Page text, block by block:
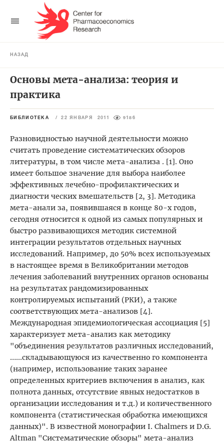
НАЗАД
Основы мета-анализа: теория и
практика
БИБЛИОТЕКА / 22 ЯНВАРЯ 2011 9186
Разновидностью научной деятельности можно
считать проведение систематических обзоров
литературы, в том числе мета-анализа . [1]. Оно
имеет большое значение для выбора наиболее
эффективных лечебно-профилактических и
диагности ческих вмешательств [2, 3]. Методика
мета-анали за, появившаяся в конце 80-х годов,
сегодня относится к одной из самых популярных и
быстро развивающихся методик системной
интеграции результатов отдельных научных
исследований. Например, до 50% всех используемых
в настоящее время в Великобритании методов
лечения заболеваний внутренних органов основаны
на результатах рандомизированных
контролируемых испытаний (РКИ), а также
соответствующих мета-анализов [4].
Международная эпидемиологическая ассоциация [5]
характеризует мета-анализ как методику
"объединения результатов различных исследований,
…...складывающуюся из качественно го компонента
(например, использование таких заранее
определенных критериев включения в анализ, как
полнота данных, отсутствие явных недостатков в
организации исследования и т.д.) и количественного
компонента (статистическая обработка имеющихся
данных)". В известной монографии I. Chalmers и D.G.
Altman "Систематические обзоры" мета-анализ